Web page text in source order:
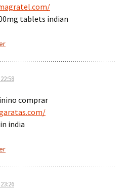
tablets indian
comprar
india